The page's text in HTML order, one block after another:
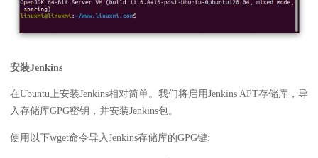
安装Jenkins
在Ubuntu上安装Jenkins相对简单。我们将启用Jenkins APT存储库，导
入存储库GPG密钥，并安装Jenkins包。
使用以下wget命令导入Jenkins存储库的GPG键: